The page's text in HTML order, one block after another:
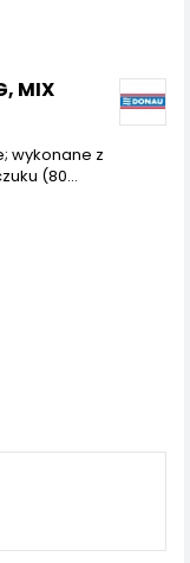
MIX
wykonane z
(80...